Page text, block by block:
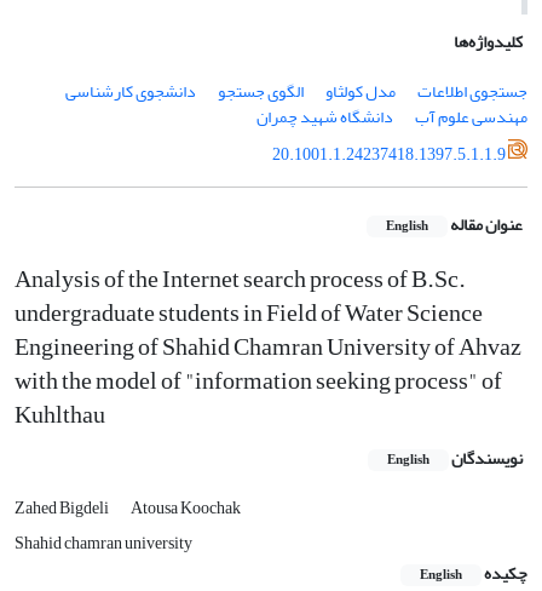
کلیدواژه‌ها
جستجوی اطلاعات
مدل کولثاو الگوی جستجو دانشجوی کارشناسی
مهندسی علوم آب
دانشگاه شهید چمران
20.1001.1.24237418.1397.5.1.1.9
عنوان مقاله English
Analysis of the Internet search process of B.Sc.
undergraduate students in Field of Water Science
Engineering of Shahid Chamran University of Ahvaz
with the model of "information seeking process" of
Kuhlthau
نویسندگان English
Zahed Bigdeli
Atousa Koochak
Shahid chamran university
چکیده
English